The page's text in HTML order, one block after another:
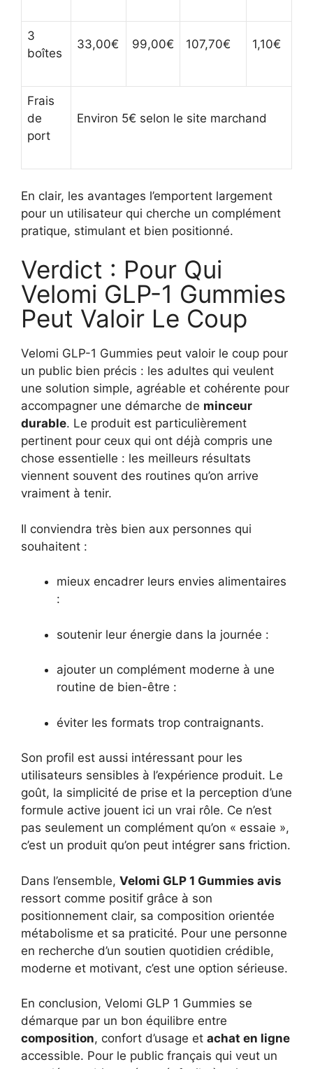
3
boîtes
33,00€ 99,00€ 107,70€ 1,10€
Frais
de
port
Environ 5€ selon le site marchand
En clair, les avantages l’emportent largement
pour un utilisateur qui cherche un complément
pratique, stimulant et bien positionné.
Verdict : Pour Qui
Velomi GLP-1 Gummies
Peut Valoir Le Coup
Velomi GLP-1 Gummies peut valoir le coup pour
un public bien précis : les adultes qui veulent
une solution simple, agréable et cohérente pour
accompagner une démarche de minceur
durable. Le produit est particulièrement
pertinent pour ceux qui ont déjà compris une
chose essentielle : les meilleurs résultats
viennent souvent des routines qu’on arrive
vraiment à tenir.
Il conviendra très bien aux personnes qui
souhaitent :
mieux encadrer leurs envies alimentaires
:
soutenir leur énergie dans la journée :
ajouter un complément moderne à une
routine de bien-être :
éviter les formats trop contraignants.
Son profil est aussi intéressant pour les
utilisateurs sensibles à l’expérience produit. Le
goût, la simplicité de prise et la perception d’une
formule active jouent ici un vrai rôle. Ce n’est
pas seulement un complément qu’on « essaie »,
c’est un produit qu’on peut intégrer sans friction.
Dans l’ensemble, Velomi GLP 1 Gummies avis
ressort comme positif grâce à son
positionnement clair, sa composition orientée
métabolisme et sa praticité. Pour une personne
en recherche d’un soutien quotidien crédible,
moderne et motivant, c’est une option sérieuse.
En conclusion, Velomi GLP 1 Gummies se
démarque par un bon équilibre entre
composition, confort d’usage et achat en ligne
accessible. Pour le public français qui veut un